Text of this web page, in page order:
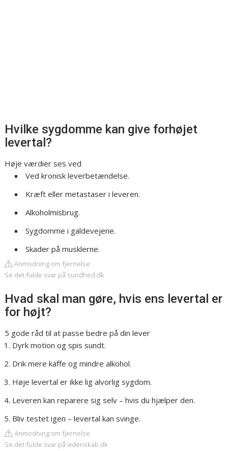
Hvilke sygdomme kan give forhøjet
levertal?
Høje værdier ses ved
Ved kronisk leverbetændelse.
Kræft eller metastaser i leveren.
Alkoholmisbrug.
Sygdomme i galdevejene.
Skader på musklerne.
Anmodning om fjernelse
Se det fulde svar på sundhed.dk
Hvad skal man gøre, hvis ens levertal er
for højt?
5 gode råd til at passe bedre på din lever
Dyrk motion og spis sundt.
Drik mere kaffe og mindre alkohol.
Høje levertal er ikke lig alvorlig sygdom.
Leveren kan reparere sig selv – hvis du hjælper den.
Bliv testet igen – levertal kan svinge.
Anmodning om fjernelse
Se det fulde svar på videnskab.dk